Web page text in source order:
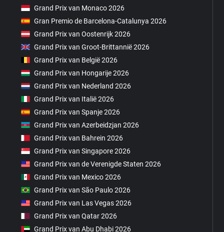
Grand Prix van Monaco 2026
Gran Premio de Barcelona-Catalunya 2026
Grand Prix van Oostenrijk 2026
Grand Prix van Groot-Brittannië 2026
Grand Prix van België 2026
Grand Prix van Hongarije 2026
Grand Prix van Nederland 2026
Grand Prix van Italië 2026
Grand Prix van Spanje 2026
Grand Prix van Azerbeidzjan 2026
Grand Prix van Bahrein 2026
Grand Prix van Singapore 2026
Grand Prix van de Verenigde Staten 2026
Grand Prix van Mexico 2026
Grand Prix van São Paulo 2026
Grand Prix van Las Vegas 2026
Grand Prix van Qatar 2026
Grand Prix van Abu Dhabi 2026